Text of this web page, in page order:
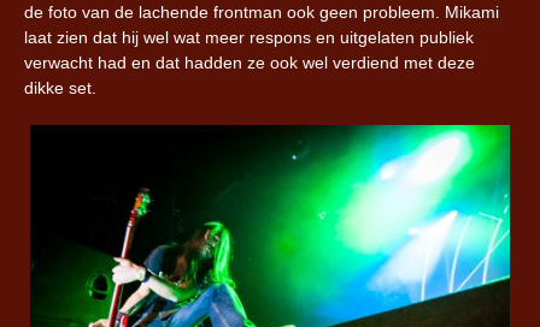
de foto van de lachende frontman ook geen probleem. Mikami
laat zien dat hij wel wat meer respons en uitgelaten publiek
verwacht had en dat hadden ze ook wel verdiend met deze
dikke set.